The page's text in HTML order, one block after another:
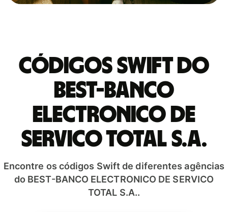
Códigos Swift do
BEST-BANCO
ELECTRONICO DE
SERVICO TOTAL S.A.
Encontre os códigos Swift de diferentes agências
do BEST-BANCO ELECTRONICO DE SERVICO
TOTAL S.A..